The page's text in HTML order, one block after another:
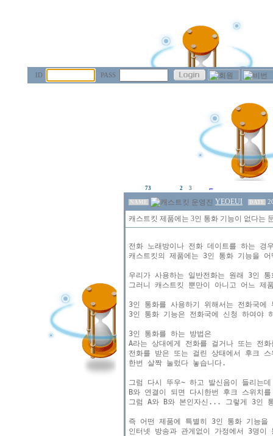
ID PASS
73 2 3
NAME YEOEUI DATE
캐스트킷 제품에는 3인 통화 기능이 없다는
전화 노래방이나 전화 데이트를 하는 경
캐스트킷의 제품에는 3인 통화 기능을
우리가 사용하는 일반전화는 원래 3인
그러니 캐스트킷 뿐만이 아니고 어느 제
3인 통화를 사용하기 위해서는 전화국
3인 통화 기능은 전화국에 신청 하여야
3인 통화를 하는 방법은
A라는 상대에게 전화를 걸거나 또는 전
전화를 받은 또는 걸린 상태에서 후크
한번 살짝 눌렀다 놓습니다.
그럼 다시 뚜우~ 하고 발신음이 들리는
B와 연결이 되면 다시한번 후크 스위치
그럼 A와 B와 본인자신... 그렇게 3인
즉 어떤 제품에 특별히 3인 통화 기능
인터넷 방송과 관게없이 가정에서 3명